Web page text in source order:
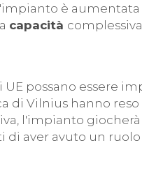
è aumentata
capacità
possano essere
di Vilnius hanno
l'impianto
di aver avuto un